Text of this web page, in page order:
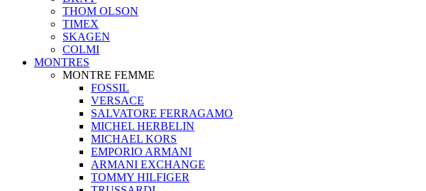
THOM OLSON
TIMEX
SKAGEN
COLMI
MONTRES
MONTRE FEMME
FOSSIL
VERSACE
SALVATORE FERRAGAMO
MICHEL HERBELIN
MICHAEL KORS
EMPORIO ARMANI
ARMANI EXCHANGE
TOMMY HILFIGER